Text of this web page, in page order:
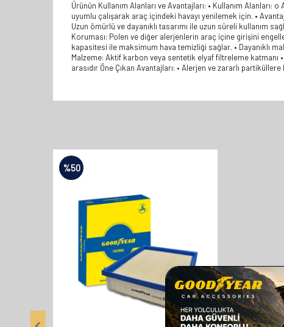
Ürünün Kullanım Alanları ve Avantajları: • Kullanım
uyumlu çalışarak araç içindeki havayı yenilemek için. •
Uzun ömürlü ve dayanıklı tasarımı ile uzun süreli kullanım
Koruması: Polen ve diğer alerjenlerin araç içine girişini
kapasitesi ile maksimum hava temizliği sağlar. • Dayanıklı
Malzeme: Aktif karbon veya sentetik elyaf filtreleme
arasıdır Öne Çıkan Avantajları: • Alerjen ve zararlı
%50